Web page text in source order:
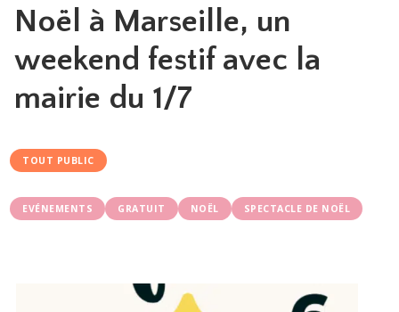
Noël à Marseille, un
weekend festif avec la
mairie du 1/7
TOUT PUBLIC
EVÉNEMENTS GRATUIT NOËL SPECTACLE DE NOËL